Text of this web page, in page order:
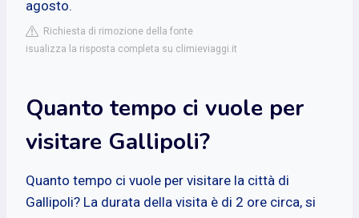
agosto.
Richiesta di rimozione della fonte
isualizza la risposta completa su climieviaggi.it
Quanto tempo ci vuole per
visitare Gallipoli?
Quanto tempo ci vuole per visitare la città di
Gallipoli? La durata della visita è di 2 ore circa, si